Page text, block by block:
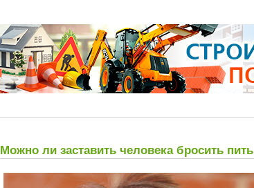
Можно ли заставить человека бросить пить